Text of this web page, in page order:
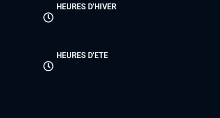
HEURES D'HIVER
HEURES D'ETE